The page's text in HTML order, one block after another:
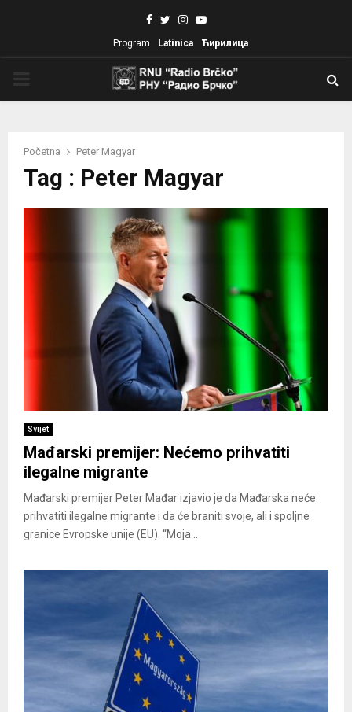
Facebook
TwitterInstagram
Youtube
Program Latinica Ћирилица
Početna Peter Magyar
Tag : Peter Magyar
Svijet
Mađarski premijer: Nećemo prihvatiti
ilegalne migrante
Mađarski premijer Peter Mađar izjavio je da Mađarska neće
prihvatiti ilegalne migrante i da će braniti svoje, ali i spoljne
granice Evropske unije (EU). “Moja...